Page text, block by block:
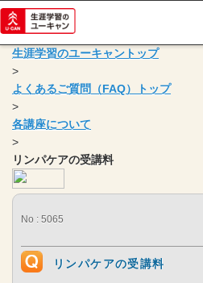
生涯学習のユーキャントップ
>
よくあるご質問（FAQ）トップ
>
各講座について
>
リンパケアの受講料
No : 5065
リンパケアの受講料